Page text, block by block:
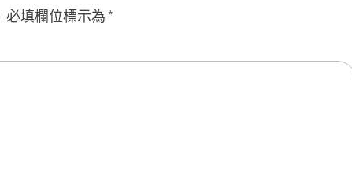
必填欄位標示為 *